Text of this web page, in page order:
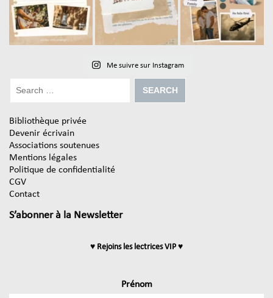
Me suivre sur Instagram
Bibliothèque privée
Devenir écrivain
Associations soutenues
Mentions légales
Politique de confidentialité
CGV
Contact
S’abonner à la Newsletter
♥ Rejoins les lectrices VIP ♥
Prénom